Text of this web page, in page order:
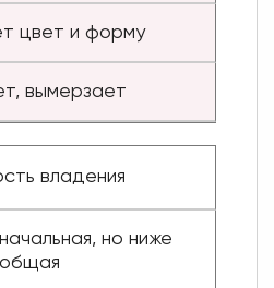
цвет и форму
вымерзает
владения
но ниже
общая